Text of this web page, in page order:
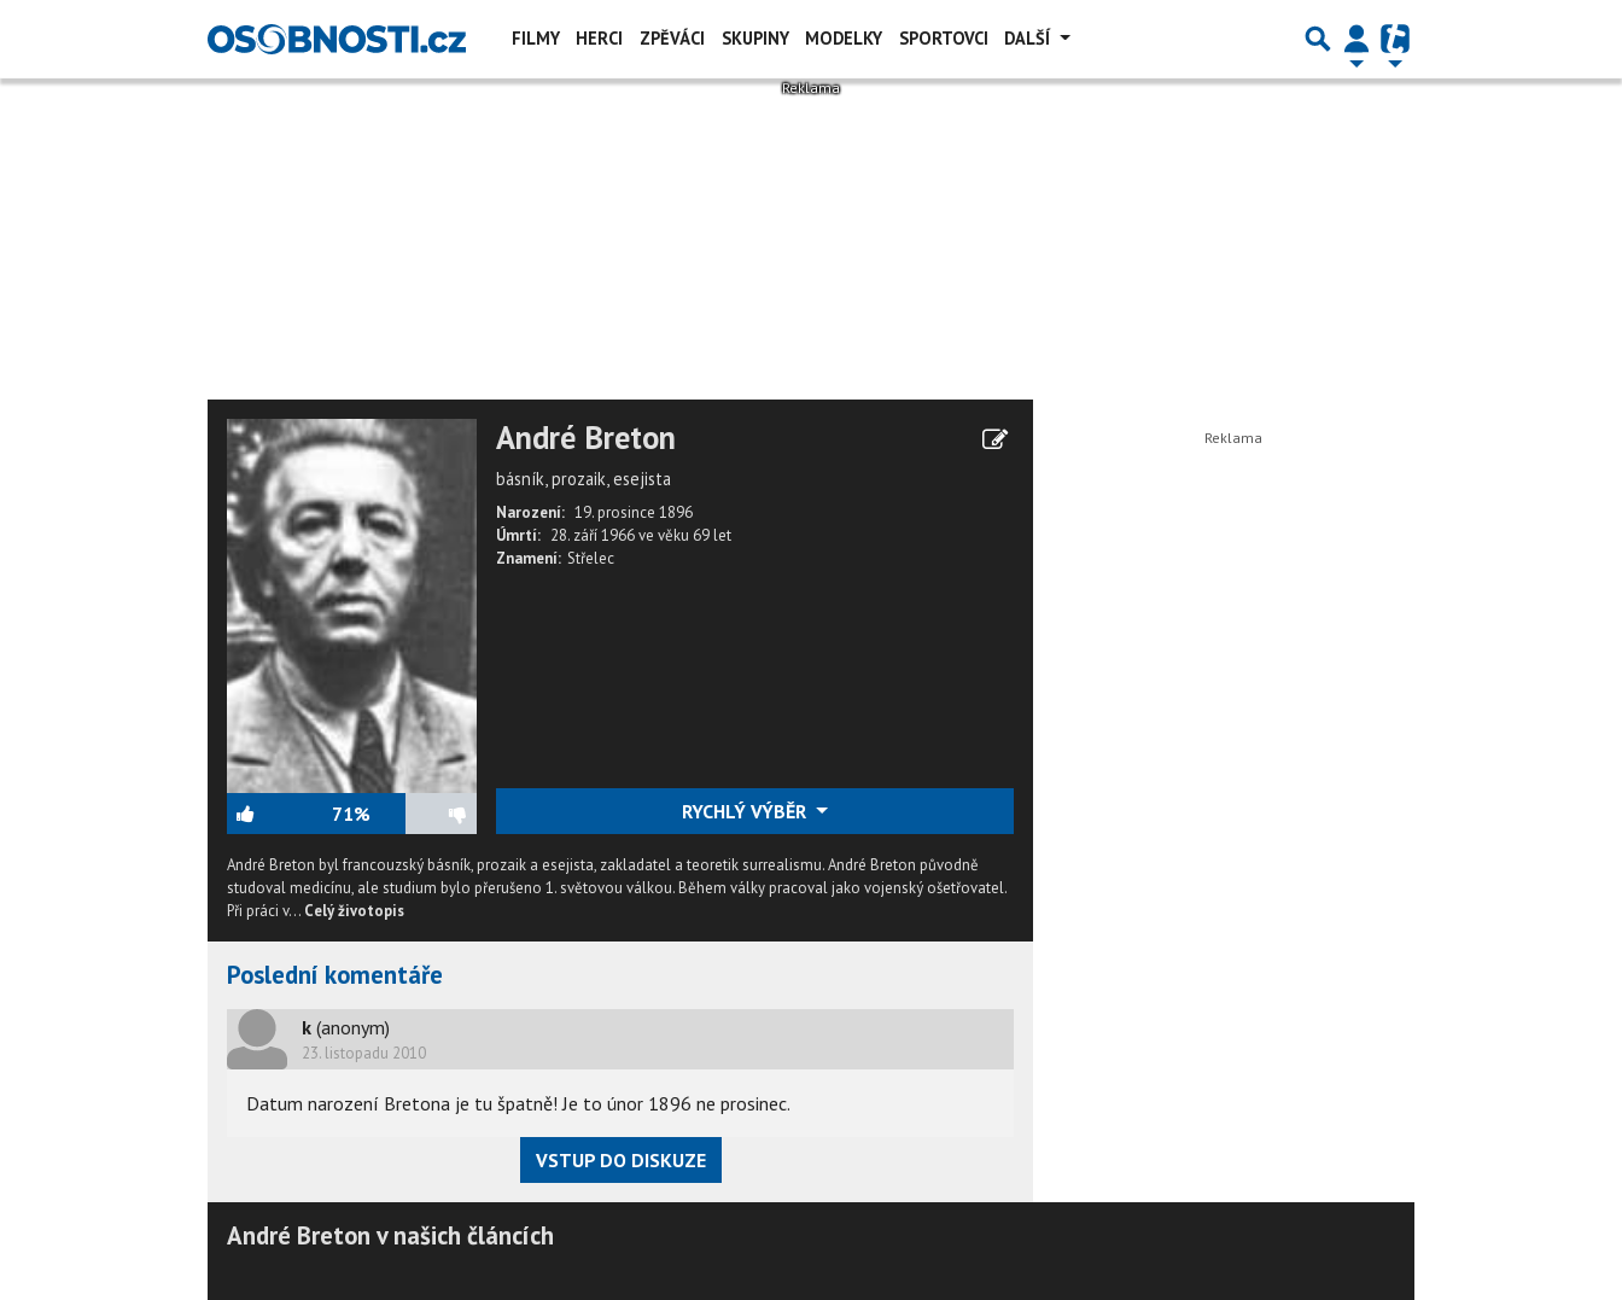
FILMY HERCI ZPĚVÁCI SKUPINY MODELKY SPORTOVCI DALŠÍ
71%
André Breton
básník, prozaik, esejista
Narození: 19. prosince 1896
Úmrtí: 28. září 1966ve věku 69 let
Znamení: Střelec
RYCHLÝ VÝBĚR
André Breton byl francouzský básník, prozaik a esejista, zakladatel a teoretik surrealismu. André Breton původně
studoval medicínu, ale studium bylo přerušeno 1. světovou válkou. Během války pracoval jako vojenský ošetřovatel.
Při práci v... Celý životopis
Poslední komentáře
k (anonym)
23. listopadu 2010
Datum narození Bretona je tu špatně! Je to únor 1896 ne prosinec.
VSTUP DO DISKUZE
André Breton v našich článcích